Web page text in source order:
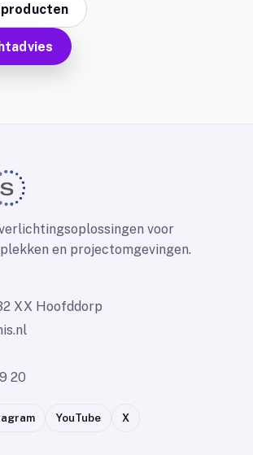
voor
en projectomgevingen.
XX Hoofddorp
20
YouTube X